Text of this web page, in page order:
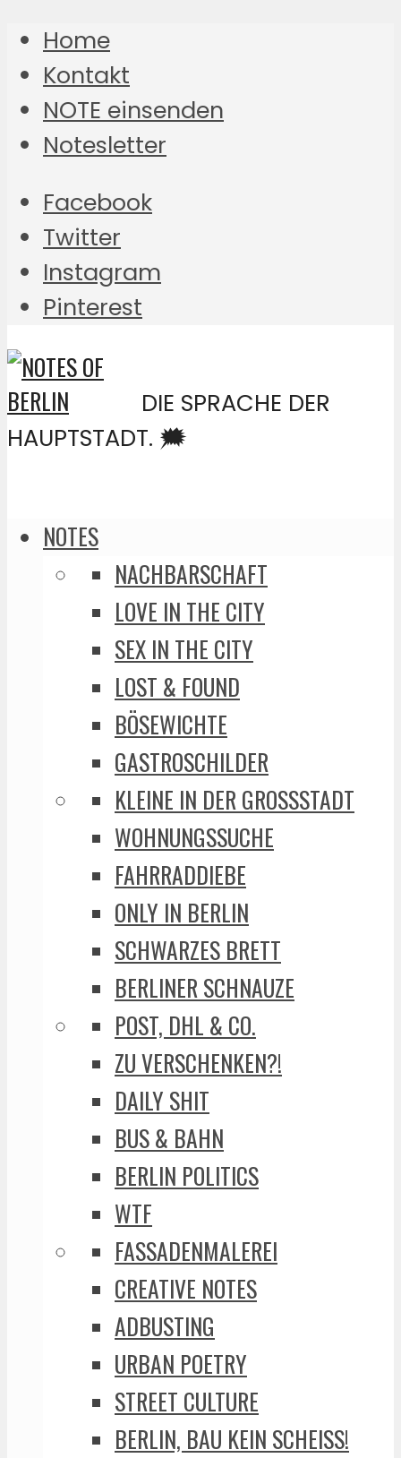
Home
Kontakt
NOTE einsenden
Notesletter
Facebook
Twitter
Instagram
Pinterest
DIE SPRACHE DER
HAUPTSTADT. 🗯️
NOTES
NACHBARSCHAFT
LOVE IN THE CITY
SEX IN THE CITY
LOST & FOUND
BÖSEWICHTE
GASTROSCHILDER
KLEINE IN DER GROSSSTADT
WOHNUNGSSUCHE
FAHRRADDIEBE
ONLY IN BERLIN
SCHWARZES BRETT
BERLINER SCHNAUZE
POST, DHL & CO.
ZU VERSCHENKEN?!
DAILY SHIT
BUS & BAHN
BERLIN POLITICS
WTF
FASSADENMALEREI
CREATIVE NOTES
ADBUSTING
URBAN POETRY
STREET CULTURE
BERLIN, BAU KEIN SCHEISS!